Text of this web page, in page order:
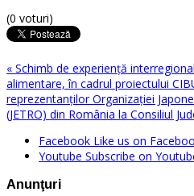
(0 voturi)
« Schimb de experiență
alimentare, în cadrul proiectului
reprezentanților Organizației
(JETRO) din România la Consiliul
Facebook Like us on
Youtube Subscribe on
Anunţuri